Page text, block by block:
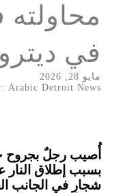
في
مايو 28, 2026
Arabic Detroit News
أُصيب رجلٌ بجروح
بسبب إطلاق النار
شجارٍ في الجانب